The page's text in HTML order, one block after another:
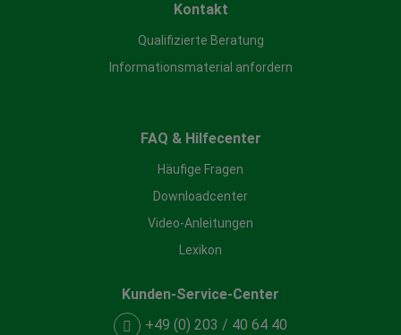
Kontakt
Qualifizierte Beratung
Informationsmaterial anfordern
FAQ & Hilfecenter
Häufige Fragen
Downloadcenter
Video-Anleitungen
Lexikon
Kunden-Service-Center
+49 (0) 203 / 40 64 40